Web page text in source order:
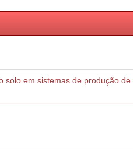
solo em sistemas de produção